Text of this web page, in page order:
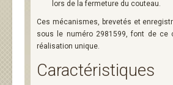
lors de la fermeture du couteau.
Ces mécanismes, brevetés et
sous le numéro 2981599, font de ce
réalisation unique.